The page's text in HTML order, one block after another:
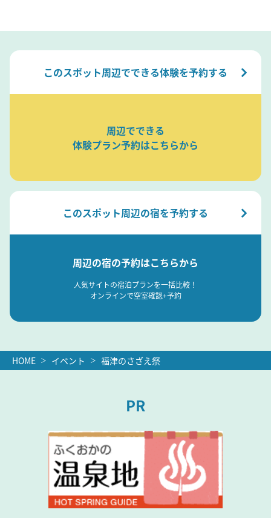
このスポット周辺でできる体験を予約する
周辺でできる
体験プラン予約はこちらから
このスポット周辺の宿を予約する
周辺の宿の予約はこちらから
人気サイトの宿泊プランを一括比較！
オンラインで空室確認+予約
HOME イベント 福津のさざえ祭
PR